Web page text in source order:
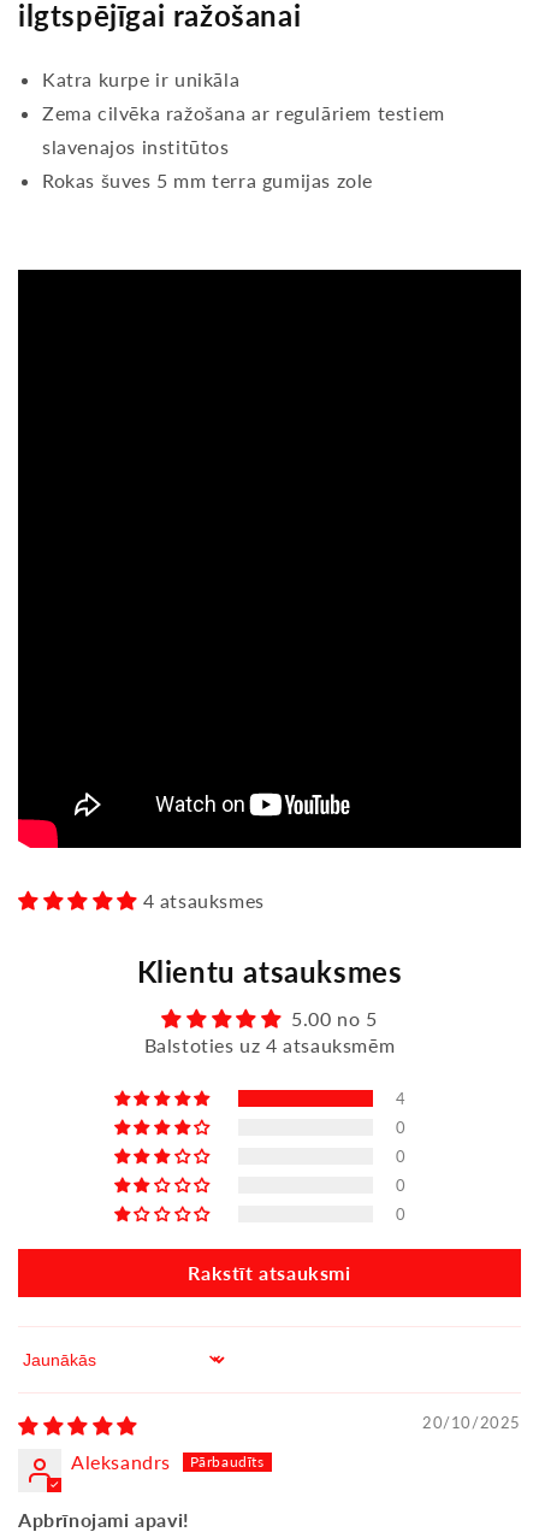
ilgtspējīgai ražošanai
Katra kurpe ir unikāla
Zema cilvēka ražošana ar regulāriem testiem
slavenajos institūtos
Rokas šuves 5 mm terra gumijas zole
4 atsauksmes
Klientu atsauksmes
5.00 no 5
Balstoties uz 4 atsauksmēm
4
0
0
0
0
Rakstīt atsauksmi
Sort by
20/10/2025
Aleksandrs
Apbrīnojami apavi!